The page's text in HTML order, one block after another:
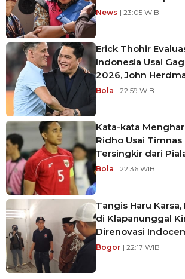
News | 23:05 WIB
Erick Thohir
Indonesia Usai
2026, John
Bola | 22:59 WIB
Kata-kata
Ridho Usai
Tersingkir dari
Bola | 22:36 WIB
Tangis Haru
di Klapanunggal
Direnovasi
Bogor | 22:17 WIB